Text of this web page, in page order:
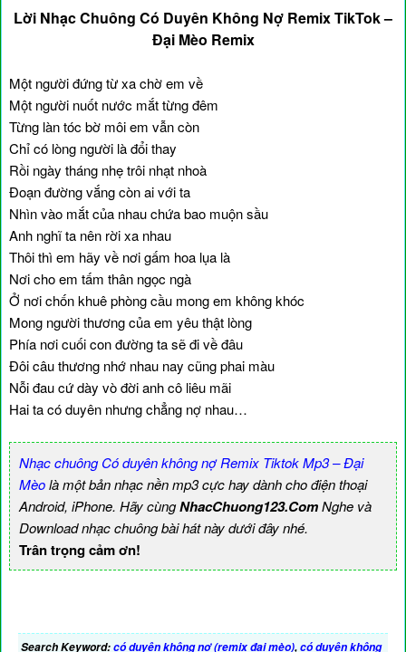
Lời Nhạc Chuông Có Duyên Không Nợ Remix TikTok –
Đại Mèo Remix
Một người đứng từ xa chờ em về
Một người nuốt nước mắt từng đêm
Từng làn tóc bờ môi em vẫn còn
Chỉ có lòng người là đổi thay
Rồi ngày tháng nhẹ trôi nhạt nhoà
Đoạn đường vắng còn ai với ta
Nhìn vào mắt của nhau chứa bao muộn sầu
Anh nghĩ ta nên rời xa nhau
Thôi thì em hãy về nơi gấm hoa lụa là
Nơi cho em tấm thân ngọc ngà
Ở nơi chốn khuê phòng cầu mong em không khóc
Mong người thương của em yêu thật lòng
Phía nơi cuối con đường ta sẽ đi về đâu
Đôi câu thương nhớ nhau nay cũng phai màu
Nỗi đau cứ dày vò đời anh cô liêu mãi
Hai ta có duyên nhưng chẳng nợ nhau…
Nhạc chuông Có duyên không nợ Remix Tiktok Mp3 – Đại
Mèolà một bản nhạc nền mp3 cực hay dành cho điện thoại
Android, iPhone. Hãy cùngNhacChuong123.ComNghe và
Download nhạc chuông bài hát này dưới đây nhé.
Trân trọng cảm ơn!
Search Keyword:có duyên không nợ (remix đại mèo),có duyên không